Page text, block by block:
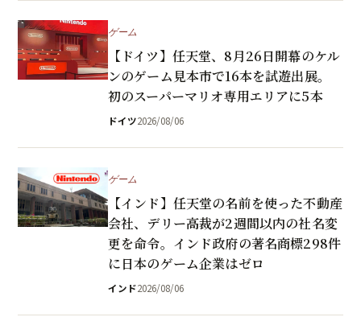
ゲーム
【ドイツ】任天堂、8月26日開幕のケル
ンのゲーム見本市で16本を試遊出展。
初のスーパーマリオ専用エリアに5本
ドイツ2026/08/06
ゲーム
【インド】任天堂の名前を使った不動産
会社、デリー高裁が2週間以内の社名変
更を命令。インド政府の著名商標298件
に日本のゲーム企業はゼロ
インド2026/08/06